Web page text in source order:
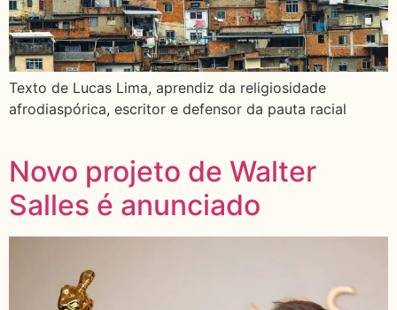
Texto de Lucas Lima, aprendiz da religiosidade
afrodiaspórica, escritor e defensor da pauta racial
Novo projeto de Walter
Salles é anunciado